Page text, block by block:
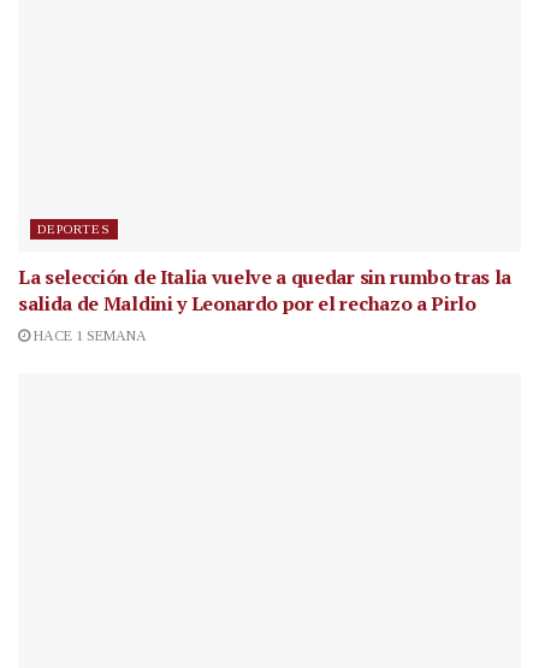
DEPORTES
La selección de Italia vuelve a quedar sin rumbo tras la
salida de Maldini y Leonardo por el rechazo a Pirlo
HACE 1 SEMANA